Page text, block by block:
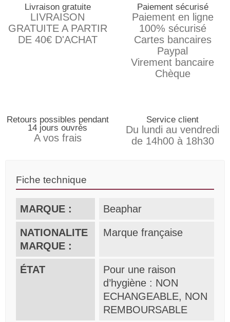
Livraison gratuite
LIVRAISON
GRATUITE A PARTIR
DE 40€ D'ACHAT
Paiement sécurisé
Paiement en ligne
100% sécurisé
Cartes bancaires
Paypal
Virement bancaire
Chèque
Retours possibles pendant
14 jours ouvrés
A vos frais
Service client
Du lundi au vendredi
de 14h00 à 18h30
Fiche technique
MARQUE : Beaphar
NATIONALITE
MARQUE :
Marque française
ÉTAT
Pour une raison
d’hygiène : NON
ECHANGEABLE, NON
REMBOURSABLE